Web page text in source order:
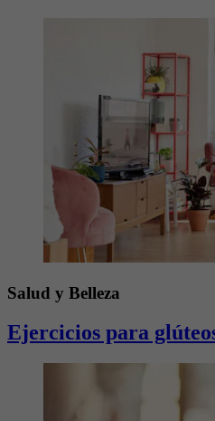
Salud y Belleza
Ejercicios para